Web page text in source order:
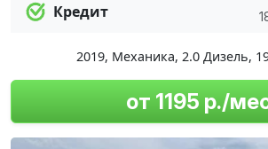
Кредит
2019, Механика, 2.0 Дизель,
от 1195 р./